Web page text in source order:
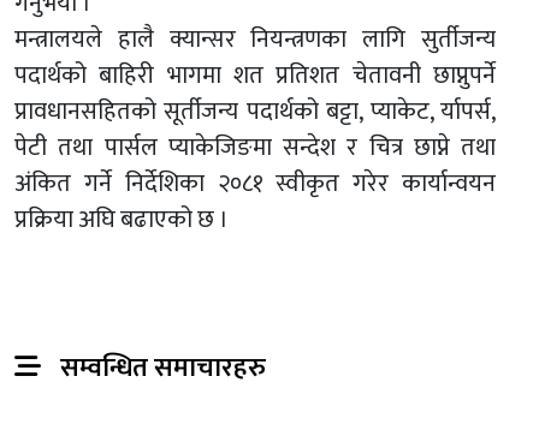
मन्त्रालयले हालै क्यान्सर नियन्त्रणका लागि सुर्तीजन्य
पदार्थको बाहिरी भागमा शत प्रतिशत चेतावनी छाप्नुपर्ने
प्रावधानसहितको सूर्तीजन्य पदार्थको बट्टा, प्याकेट, र्यापर्स,
पेटी तथा पार्सल प्याकेजिङमा सन्देश र चित्र छाप्ने तथा
अंकित गर्ने निर्देशिका २०८१ स्वीकृत गरेर कार्यान्वयन
प्रक्रिया अघि बढाएको छ ।
सम्वन्धित समाचारहरु